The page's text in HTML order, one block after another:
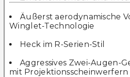
Äußerst aerodynamische
Winglet-Technologie
Heck im R-Serien-Stil
Aggressives Zwei-Augen-
mit Projektionsscheinwerfern